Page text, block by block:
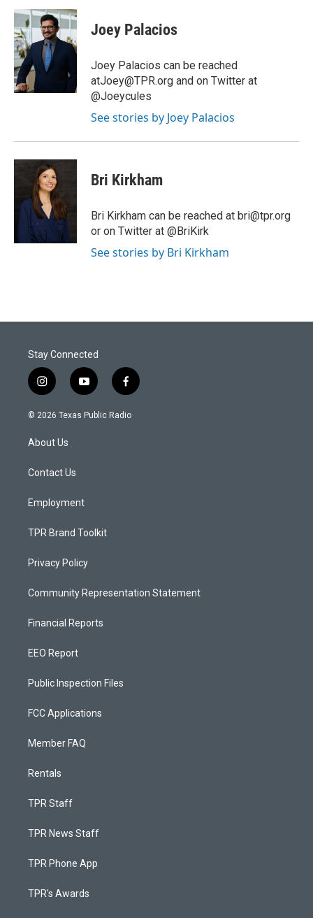
c
e
b
o
o
k
i
t
t
e
r
n
k
e
n
Joey Palacios
Joey Palacios can be reached
atJoey@TPR.org and on Twitter at
@Joeycules
See stories by Joey Palacios
Bri Kirkham
Bri Kirkham can be reached at bri@tpr.org
or on Twitter at @BriKirk
See stories by Bri Kirkham
Stay Connected
i
n
s
a
g
a
y
o
u
f
a
c
© 2026 Texas Public Radio
About Us
Contact Us
Employment
TPR Brand Toolkit
Privacy Policy
Community Representation Statement
Financial Reports
EEO Report
Public Inspection Files
FCC Applications
Member FAQ
Rentals
TPR Staff
TPR News Staff
TPR Phone App
TPR's Awards